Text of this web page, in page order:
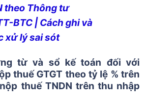
theo Thông tư
BTC | Cách ghi và
xử lý sai sót
từ và sổ kế toán đối với
thuế GTGT theo tỷ lệ % trên
thuế TNDN trên thu nhập